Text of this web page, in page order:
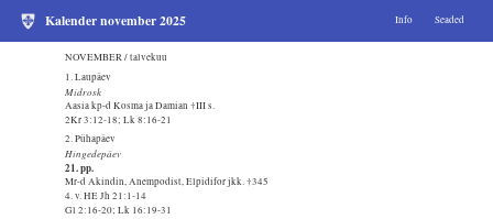
Kalender november 2025 Info Seaded
NOVEMBER / talvekuu
1. Laupäev
Midrosk
Aasia kp-d Kosma ja Damian †III s.
2Kr 3:12-18; Lk 8:16-21
2. Pühapäev
Hingedepäev
21. pp.
Mr-d Akindin, Anempodist, Elpidifor jkk. †345
4. v. HE Jh 21:1-14
Gl 2:16-20; Lk 16:19-31